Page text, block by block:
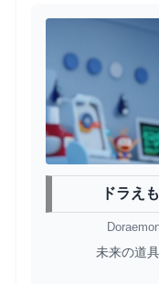
ドラえ
未来の道